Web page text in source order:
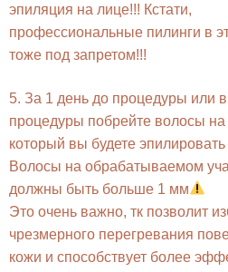
эпиляция на лице!!! Кстати,
профессиональные пилинги в
тоже под запретом!!!
5. За 1 день до процедуры или
процедуры побрейте волосы на
который вы будете
Волосы на обрабатываемом
должны быть больше 1 мм
Это очень важно, тк позволит
чрезмерного перегревания
кожи и способствует более